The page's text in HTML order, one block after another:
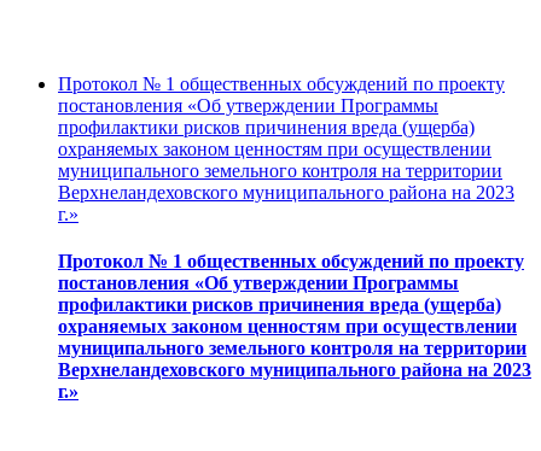
Протокол № 1 общественных обсуждений по проекту
постановления «Об утверждении Программы
профилактики рисков причинения вреда (ущерба)
охраняемых законом ценностям при осуществлении
муниципального земельного контроля на территории
Верхнеландеховского муниципального района на 2023
г.»
Протокол № 1 общественных обсуждений по проекту
постановления «Об утверждении Программы
профилактики рисков причинения вреда (ущерба)
охраняемых законом ценностям при осуществлении
муниципального земельного контроля на территории
Верхнеландеховского муниципального района на 2023
г.»